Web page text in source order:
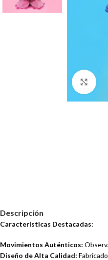
Descripción
Características Destacadas:
Movimientos Auténticos:
Diseño de Alta Calidad: